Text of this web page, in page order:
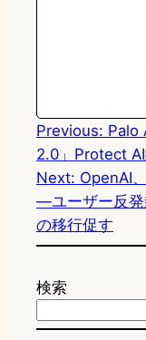
Previous: Palo
2.0」Protect
Next: OpenAI
―ユーザー反発
の移行促す
検索